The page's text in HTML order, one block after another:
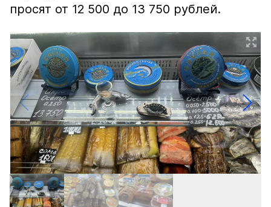
просят от 12 500 до 13 750 рублей.